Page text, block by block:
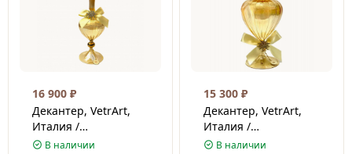
16 900 ₽
Декантер, VetrArt,
Италия /
Венецианское стекло
В наличии
15 300 ₽
Декантер, VetrArt,
Италия /
Венецианское стекло
В наличии